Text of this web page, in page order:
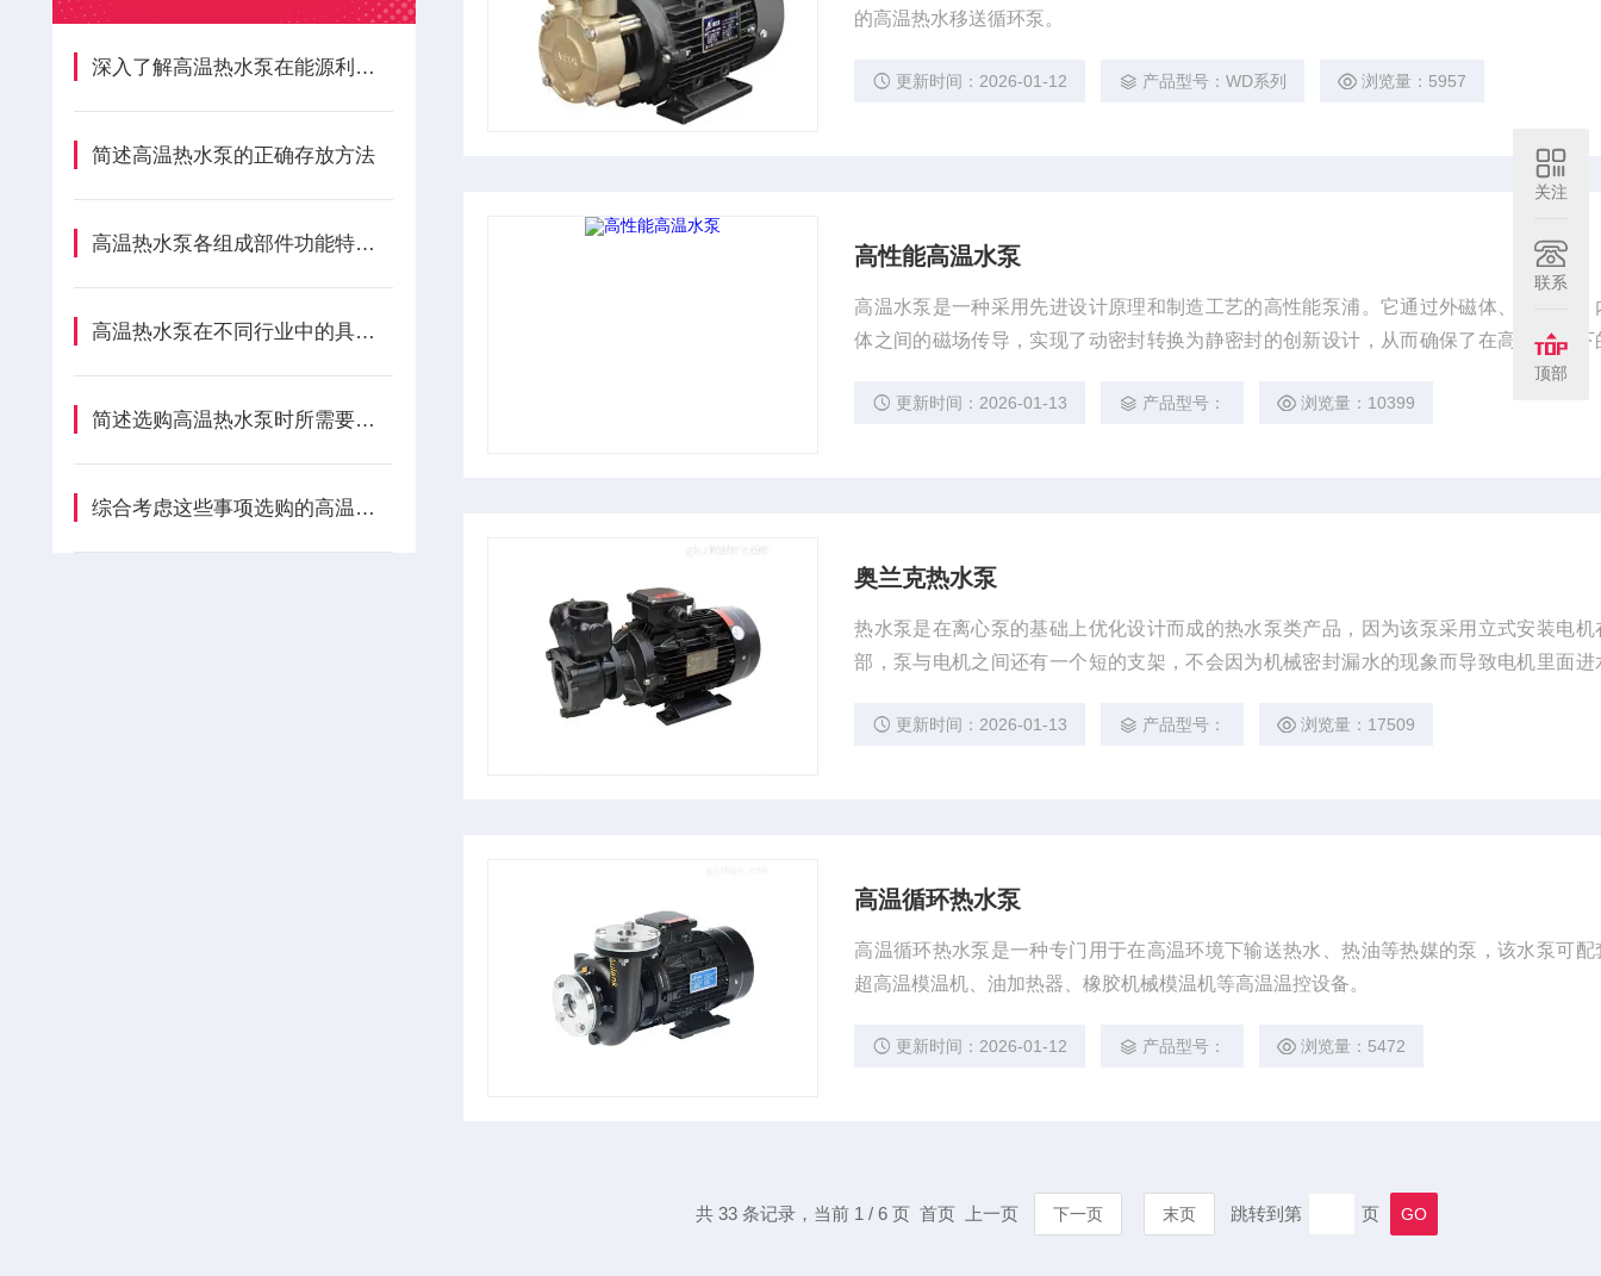
深入了解高温热水泵在能源利用与工艺流程中的核心价值
简述高温热水泵的正确存放方法
高温热水泵各组成部件功能特点的详细介绍
高温热水泵在不同行业中的具体应用介绍
简述选购高温热水泵时所需要考虑的关键要点
综合考虑这些事项选购的高温热水泵能提高系统的效率和性能
的高温热水移送循环泵。
更新时间：2026-01-12 产品型号：WD系列 浏览量：5957
高性能高温水泵
高温水泵是一种采用先进设计原理和制造工艺的高性能泵浦。它通过外磁体、隔离套、
体之间的磁场传导，实现了动密封转换为静密封的创新设计，从而确保了在高温环境下
更新时间：2026-01-13 产品型号： 浏览量：10399
奥兰克热水泵
热水泵是在离心泵的基础上优化设计而成的热水泵类产品，因为该泵采用立式安装电机
部，泵与电机之间还有一个短的支架，不会因为机械密封漏水的现象而导致电机里面进
更新时间：2026-01-13 产品型号： 浏览量：17509
高温循环热水泵
高温循环热水泵是一种专门用于在高温环境下输送热水、热油等热媒的泵，该水泵可配
超高温模温机、油加热器、橡胶机械模温机等高温温控设备。
更新时间：2026-01-12 产品型号： 浏览量：5472
共 33 条记录，当前 1 / 6 页 首页 上一页 下一页 末页 跳转到第 页
关注
联系
顶部